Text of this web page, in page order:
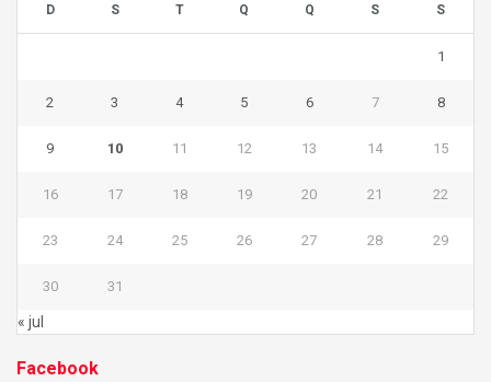
D S T Q Q S S
1
2 3 4 5 6 7 8
9 10 11 12 13 14 15
16 17 18 19 20 21 22
23 24 25 26 27 28 29
30 31
« jul
Facebook